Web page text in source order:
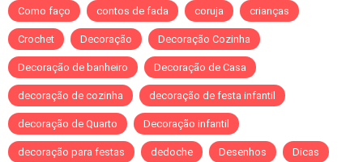
Como faço contos de fada coruja crianças
Crochet Decoração Decoração Cozinha
Decoração de banheiro Decoração de Casa
decoração de cozinha decoração de festa infantil
decoração de Quarto Decoração infantil
decoração para festas dedoche Desenhos Dicas